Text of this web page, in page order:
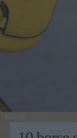
BORSE